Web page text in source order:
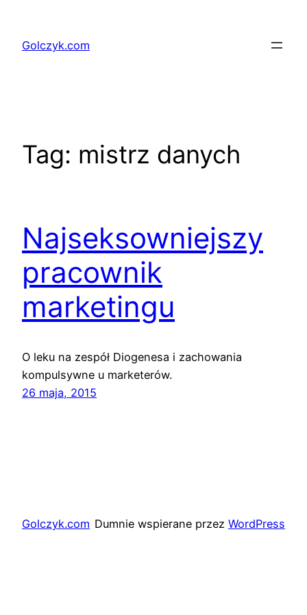
treściGolczyk.com
Tag: mistrz danych
Najseksowniejszy
pracownik
marketingu
O leku na zespół Diogenesa i zachowania
kompulsywne u marketerów.
26 maja, 2015
Golczyk.com Dumnie wspierane przez WordPress